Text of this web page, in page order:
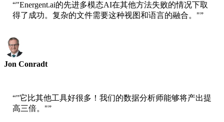
“"Energent.ai的先进多模态AI在其他方法失败的情况下取
得了成功。复杂的文件需要这种视图和语言的融合。"”
Jon Conradt
“"它比其他工具好很多！我们的数据分析师能够将产出提
高三倍。"”